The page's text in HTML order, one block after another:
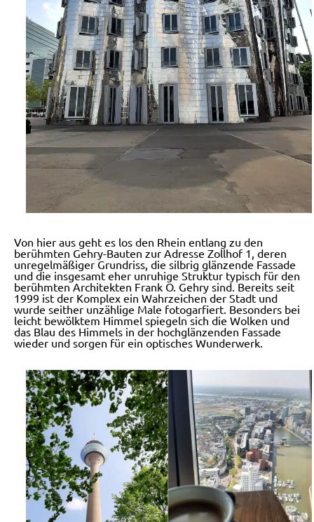
Von hier aus geht es los den Rhein entlang zu den
berühmten Gehry-Bauten zur Adresse Zollhof 1, deren
unregelmäßiger Grundriss, die silbrig glänzende Fassade
und die insgesamt eher unruhige Struktur typisch für den
berühmten Architekten Frank O. Gehry sind. Bereits seit
1999 ist der Komplex ein Wahrzeichen der Stadt und
wurde seither unzählige Male fotogarfiert. Besonders bei
leicht bewölktem Himmel spiegeln sich die Wolken und
das Blau des Himmels in der hochglänzenden Fassade
wieder und sorgen für ein optisches Wunderwerk.